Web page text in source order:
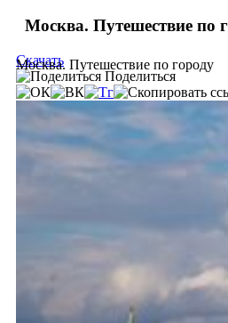
Москва. Путешествие по
Москва. Путешествие по городу
Скачать
Поделиться